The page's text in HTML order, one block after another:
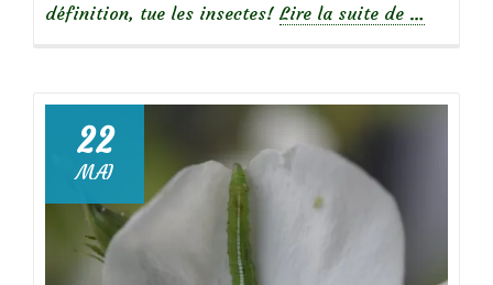
définition, tue les insectes! Lire la suite de …
22
MAI